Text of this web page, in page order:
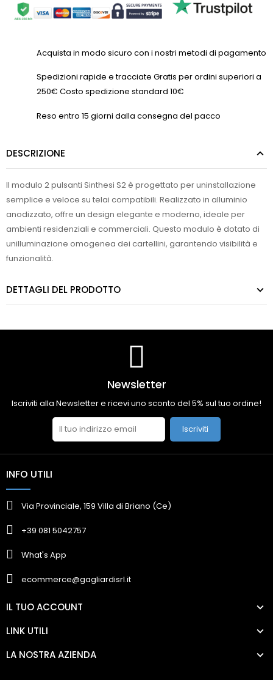
Acquista in modo sicuro con i nostri metodi di pagamento
Spedizioni rapide e tracciate Gratis per ordini superiori a
250€ Costo spedizione standard 10€
Reso entro 15 giorni dalla consegna del pacco
DESCRIZIONE
Il modulo 2 pulsanti Sinthesi S2 è progettato per uninstallazione
semplice e veloce su telai compatibili. Realizzato in alluminio
anodizzato, offre un design elegante e moderno, ideale per
ambienti residenziali e commerciali. Questo modulo è dotato di
unilluminazione omogenea dei cartellini, garantendo visibilità e
funzionalità.
DETTAGLI DEL PRODOTTO
Newsletter
Iscriviti alla Newsletter e ricevi uno sconto del 5% sul tuo ordine!
Iscriviti
INFO UTILI
Via Provinciale, 159 Villa di Briano (Ce)
+39 081 5042757
What's App
ecommerce@gagliardisrl.it
IL TUO ACCOUNT
LINK UTILI
LA NOSTRA AZIENDA